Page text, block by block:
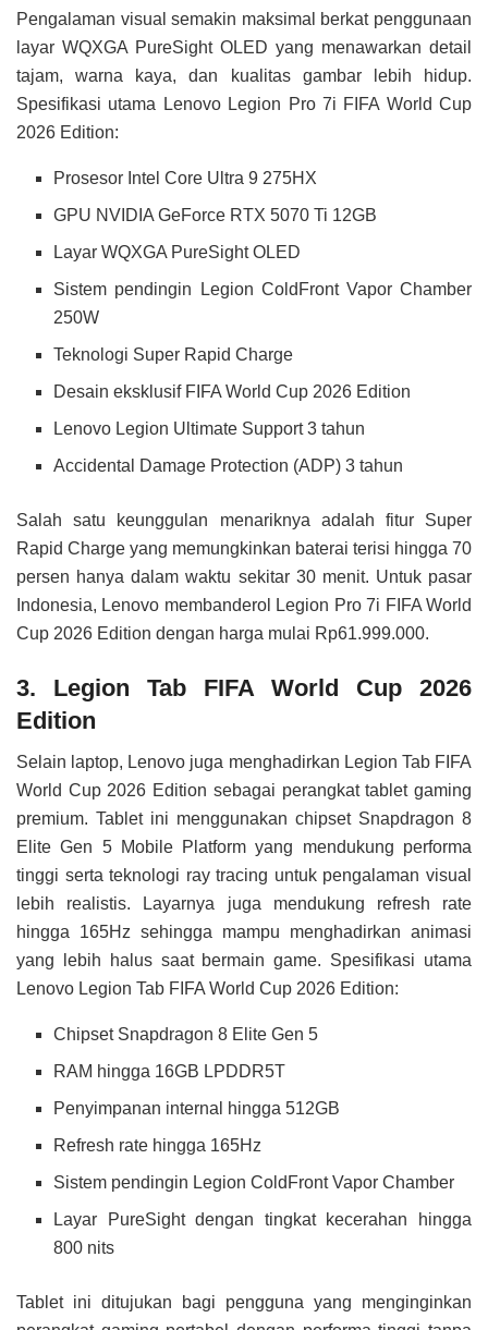
Pengalaman visual semakin maksimal berkat penggunaan
layar WQXGA PureSight OLED yang menawarkan detail
tajam, warna kaya, dan kualitas gambar lebih hidup.
Spesifikasi utama Lenovo Legion Pro 7i FIFA World Cup
2026 Edition:
Prosesor Intel Core Ultra 9 275HX
GPU NVIDIA GeForce RTX 5070 Ti 12GB
Layar WQXGA PureSight OLED
Sistem pendingin Legion ColdFront Vapor Chamber
250W
Teknologi Super Rapid Charge
Desain eksklusif FIFA World Cup 2026 Edition
Lenovo Legion Ultimate Support 3 tahun
Accidental Damage Protection (ADP) 3 tahun
Salah satu keunggulan menariknya adalah fitur Super
Rapid Charge yang memungkinkan baterai terisi hingga 70
persen hanya dalam waktu sekitar 30 menit. Untuk pasar
Indonesia, Lenovo membanderol Legion Pro 7i FIFA World
Cup 2026 Edition dengan harga mulai Rp61.999.000.
3. Legion Tab FIFA World Cup 2026
Edition
Selain laptop, Lenovo juga menghadirkan Legion Tab FIFA
World Cup 2026 Edition sebagai perangkat tablet gaming
premium. Tablet ini menggunakan chipset Snapdragon 8
Elite Gen 5 Mobile Platform yang mendukung performa
tinggi serta teknologi ray tracing untuk pengalaman visual
lebih realistis. Layarnya juga mendukung refresh rate
hingga 165Hz sehingga mampu menghadirkan animasi
yang lebih halus saat bermain game. Spesifikasi utama
Lenovo Legion Tab FIFA World Cup 2026 Edition:
Chipset Snapdragon 8 Elite Gen 5
RAM hingga 16GB LPDDR5T
Penyimpanan internal hingga 512GB
Refresh rate hingga 165Hz
Sistem pendingin Legion ColdFront Vapor Chamber
Layar PureSight dengan tingkat kecerahan hingga
800 nits
Tablet ini ditujukan bagi pengguna yang menginginkan